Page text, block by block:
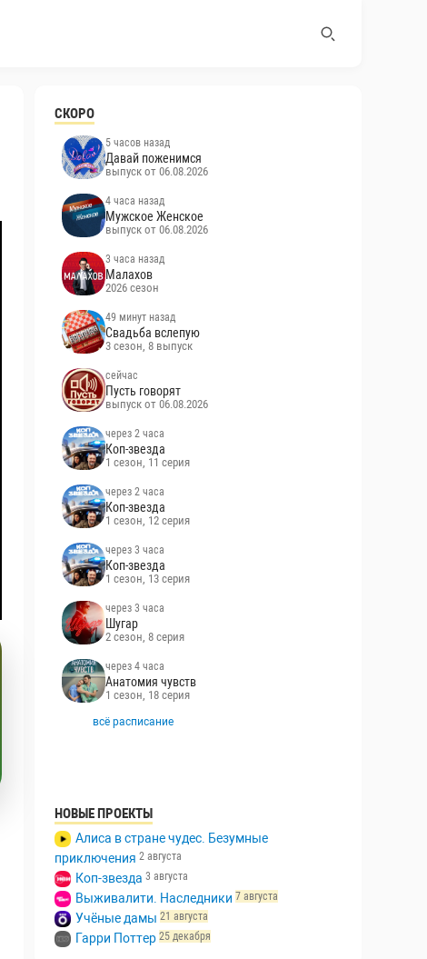
СКОРО
5 часов назад
Давай поженимся
выпуск от 06.08.2026
4 часа назад
Мужское Женское
выпуск от 06.08.2026
3 часа назад
Малахов
2026 сезон
49 минут назад
Свадьба вслепую
3 сезон, 8 выпуск
сейчас
Пусть говорят
выпуск от 06.08.2026
через 2 часа
Коп-звезда
1 сезон, 11 серия
через 2 часа
Коп-звезда
1 сезон, 12 серия
через 3 часа
Коп-звезда
1 сезон, 13 серия
через 3 часа
Шугар
2 сезон, 8 серия
через 4 часа
Анатомия чувств
1 сезон, 18 серия
всё расписание
НОВЫЕ ПРОЕКТЫ
Алиса в стране чудес. Безумные
приключения 2 августа
Коп-звезда 3 августа
Выживалити. Наследники 7 августа
Учёные дамы 21 августа
Гарри Поттер 25 декабря